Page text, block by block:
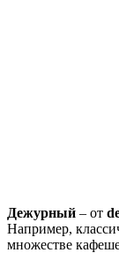
Дежурный – от
Например,
множестве